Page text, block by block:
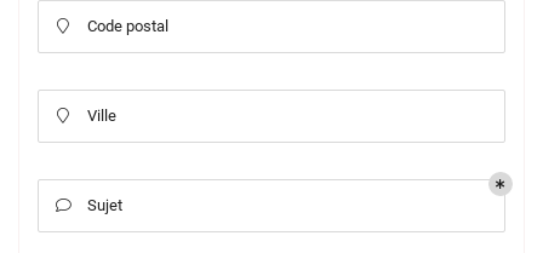
 Code postal
 Ville
 Sujet